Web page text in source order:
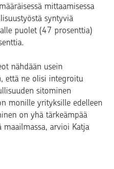
mittaamisessa
syntyviä
puolet (47 prosenttia)
nähdään usein
että ne olisi integroitu
sitominen
monille yrityksille edelleen
on yhä tärkeämpää
maailmassa, arvioi Katja